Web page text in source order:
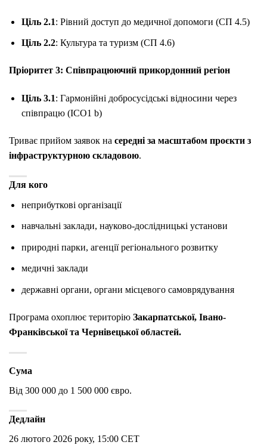
Ціль 2.1: Рівний доступ до медичної допомоги (СП 4.5)
Ціль 2.2: Культура та туризм (СП 4.6)
Пріоритет 3: Співпрацюючий прикордонний регіон
Ціль 3.1: Гармонійні добросусідські відносини через
співпрацю (ІСО1 b)
Триває прийом заявок на середні за масштабом проєкти з
інфраструктурною складовою.
Для кого
неприбуткові організації
навчальні заклади, науково-дослідницькі установи
природні парки, агенції регіонального розвитку
медичні заклади
державні органи, органи місцевого самоврядування
Програма охоплює територію Закарпатської, Івано-
Франківської та Чернівецької областей.
Сума
Від 300 000 до 1 500 000 євро.
Дедлайн
26 лютого 2026 року, 15:00 CET